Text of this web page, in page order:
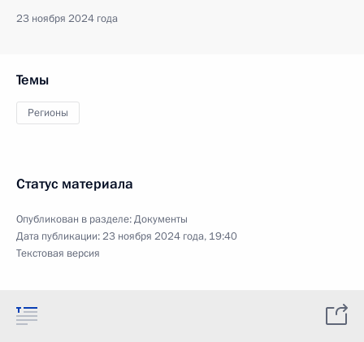
23 ноября 2024 года
Темы
Регионы
Статус материала
Опубликован в разделе:Документы
Дата публикации:23 ноября 2024 года, 19:40
Текстовая версия